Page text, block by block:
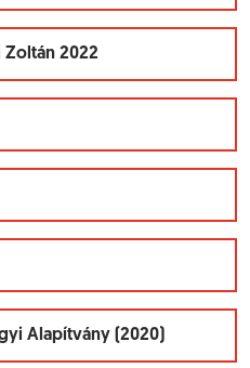
Zoltán 2022
Alapítvány (2020)